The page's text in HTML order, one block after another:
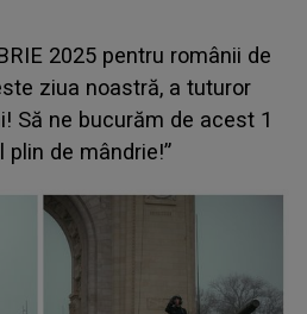
2025 pentru românii de
ziua noastră, a tuturor
Să ne bucurăm de acest 1
de mândrie!”